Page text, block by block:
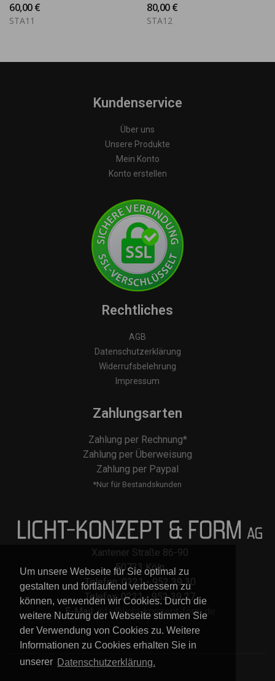
Um unsere Webseite für Sie optimal zu
gestalten und fortlaufend verbessern zu
können, verwenden wir Cookies. Durch die
weitere Nutzung der Webseite stimmen Sie
der Verwendung von Cookies zu. Weitere
Informationen zu Cookies erhalten Sie in
unserer Datenschutzerklärung.
60,00 €
STA11
80,00 €
STA12
Kundenservice
Über uns
Unsere Produkte
Mein Konto
Konto erstellen
Rechtliches
AGB
Datenschutzerklärung
Widerrufsbelehrung
Impressum
Zahlungsarten
Zahlung per Rechnung*
Zahlung per Überweisung
Zahlung per Paypal
*Nur für Bestandskunden
Xantener Straße 86-90
50733 Köln
Telefon: 0221 - 952 39 30
Telefax: 0221 - 952 39 27
E-Mail:info@licht-konzept-form.de